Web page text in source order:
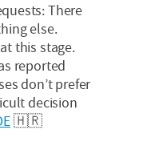
There
else.
this stage.
reported
don’t prefer
decision
🇭🇷